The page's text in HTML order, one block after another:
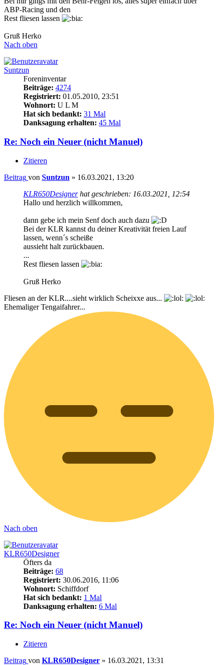
ABP-Racing und den
Rest fliesen lassen
Gruß Herko
Nach oben
Suntzun
Foreninventar
Beiträge: 4274
Registriert: 01.05.2010, 23:51
Wohnort: U L M
Hat sich bedankt: 31 Mal
Danksagung erhalten: 45 Mal
Re: Noch ein Neuer (nicht Manuel)
Zitieren
Beitrag von Suntzun » 16.03.2021, 13:20
KLR650Designerhat geschrieben: 16.03.2021, 12:54
Hallo und herzlich willkommen,
dann gebe ich mein Senf doch auch dazu
Bei der KLR kannst du deiner Kreativität freien Lauf
lassen, wenn´s scheiße
aussieht halt zurückbauen.
...
Rest fliesen lassen
Gruß Herko
Fliesen an der KLR....sieht wirklich Scheixxe aus...
Ehemaliger Tengaifahrer...
Nach oben
KLR650Designer
Öfters da
Beiträge: 68
Registriert: 30.06.2016, 11:06
Wohnort: Schiffdorf
Hat sich bedankt: 1 Mal
Danksagung erhalten: 6 Mal
Re: Noch ein Neuer (nicht Manuel)
Zitieren
Beitrag von KLR650Designer » 16.03.2021, 13:31